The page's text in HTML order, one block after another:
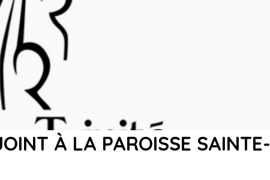
À LA PAROISSE SAINTE-